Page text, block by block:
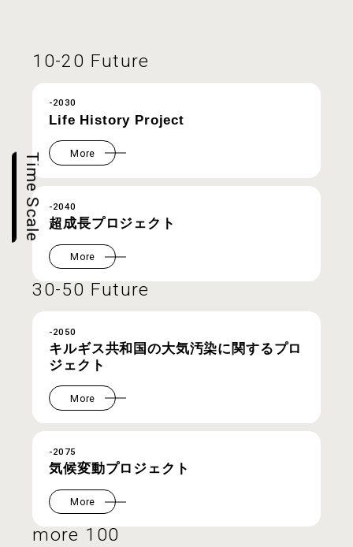
Time Scale
10-20 Future
-2030
Life History Project
More
-2040
超成長プロジェクト
More
30-50 Future
-2050
キルギス共和国の大気汚染に関するプロ
ジェクト
More
-2075
気候変動プロジェクト
More
more 100